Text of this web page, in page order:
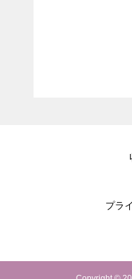
プラ